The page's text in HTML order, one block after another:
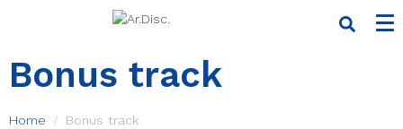
Bonus track
Home Bonus track